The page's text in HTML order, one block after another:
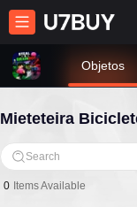
Objetos
Mieteteira
Search
0 Items Available